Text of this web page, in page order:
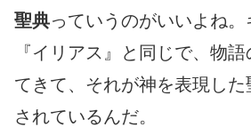
聖典っていうのがいいよね
『イリアス』と同じで、物
てきて、それが神を表現した
されているんだ。